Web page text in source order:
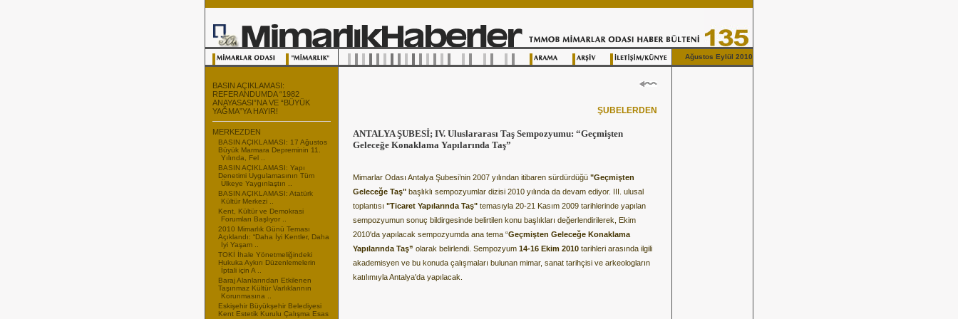
Ağustos Eylül 2010
BASIN AÇIKLAMASI:
REFERANDUMDA “1982
ANAYASASI”NA VE “BÜYÜK
YAĞMA”YA HAYIR!
MERKEZDEN
BASIN AÇIKLAMASI: 17 Ağustos
Büyük Marmara Depreminin 11.
Yılında, Fel ..
BASIN AÇIKLAMASI: Yapı
Denetimi Uygulamasının Tüm
Ülkeye Yaygınlaştırı ..
BASIN AÇIKLAMASI: Atatürk
Kültür Merkezi ..
Kent, Kültür ve Demokrasi
Forumları Başlıyor ..
2010 Mimarlık Günü Teması
Açıklandı: “Daha İyi Kentler, Daha
İyi Yaşam ..
TOKİ İhale Yönetmeliğindeki
Hukuka Aykırı Düzenlemelerin
İptali için A ..
Baraj Alanlarından Etkilenen
Taşınmaz Kültür Varlıklarının
Korunmasına ..
Eskişehir Büyükşehir Belediyesi
Kent Estetik Kurulu Çalışma Esas
ŞUBELERDEN
ANTALYA ŞUBESİ; IV. Uluslararası Taş Sempozyumu: “Geçmişten
Geleceğe Konaklama Yapılarında Taş”
Mimarlar Odası Antalya Şubesi’nin 2007 yılından itibaren sürdürdüğü "Geçmişten
Geleceğe Taş" başlıklı sempozyumlar dizisi 2010 yılında da devam ediyor. III. ulusal
toplantısı "Ticaret Yapılarında Taş" temasıyla 20-21 Kasım 2009 tarihlerinde yapılan
sempozyumun sonuç bildirgesinde belirtilen konu başlıkları değerlendirilerek, Ekim
2010'da yapılacak sempozyumda ana tema “Geçmişten Geleceğe Konaklama
Yapılarında Taş” olarak belirlendi. Sempozyum 14-16 Ekim 2010 tarihleri arasında ilgili
akademisyen ve bu konuda çalışmaları bulunan mimar, sanat tarihçisi ve arkeologların
katılımıyla Antalya'da yapılacak.